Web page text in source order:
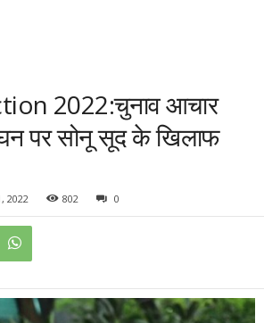
2022:चुनाव आचार
पर सोनू सूद के खिलाफ
2022 802 0